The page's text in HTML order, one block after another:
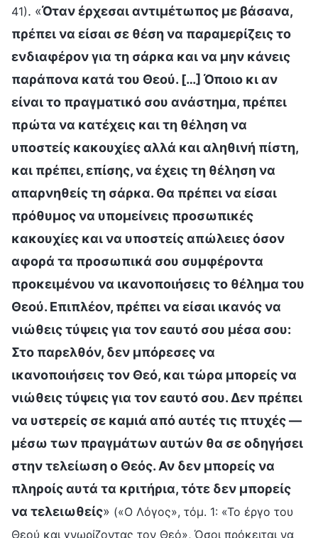
41). «Όταν έρχεσαι αντιμέτωπος με βάσανα,
πρέπει να είσαι σε θέση να παραμερίζεις το
ενδιαφέρον για τη σάρκα και να μην κάνεις
παράπονα κατά του Θεού. […] Όποιο κι αν
είναι το πραγματικό σου ανάστημα, πρέπει
πρώτα να κατέχεις και τη θέληση να
υποστείς κακουχίες αλλά και αληθινή πίστη,
και πρέπει, επίσης, να έχεις τη θέληση να
απαρνηθείς τη σάρκα. Θα πρέπει να είσαι
πρόθυμος να υπομείνεις προσωπικές
κακουχίες και να υποστείς απώλειες όσον
αφορά τα προσωπικά σου συμφέροντα
προκειμένου να ικανοποιήσεις το θέλημα του
Θεού. Επιπλέον, πρέπει να είσαι ικανός να
νιώθεις τύψεις για τον εαυτό σου μέσα σου:
Στο παρελθόν, δεν μπόρεσες να
ικανοποιήσεις τον Θεό, και τώρα μπορείς να
νιώθεις τύψεις για τον εαυτό σου. Δεν πρέπει
να υστερείς σε καμιά από αυτές τις πτυχές —
μέσω των πραγμάτων αυτών θα σε οδηγήσει
στην τελείωση ο Θεός. Αν δεν μπορείς να
πληροίς αυτά τα κριτήρια, τότε δεν μπορείς
να τελειωθείς» («Ο Λόγος», τόμ. 1: «Το έργο του
Θεού και γνωρίζοντας τον Θεό», Όσοι πρόκειται να